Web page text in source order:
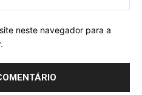
neste navegador para a